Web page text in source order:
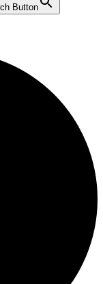
Button